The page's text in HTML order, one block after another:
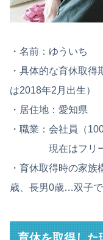
・名前：ゆういち
・具体的な育休取
は2018年2月出生）
・居住地：愛知県
・職業：会社員（
現在はフリー
・育休取得時の家
歳、長男0歳…双子